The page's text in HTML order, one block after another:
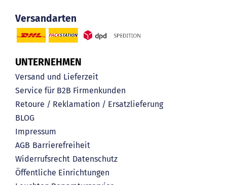
Versandarten
UNTERNEHMEN
Versand und Lieferzeit
Service für B2B Firmenkunden
Retoure / Reklamation / Ersatzlieferung
BLOG
Impressum
AGB Barrierefreiheit
Widerrufsrecht Datenschutz
Öffentliche Einrichtungen